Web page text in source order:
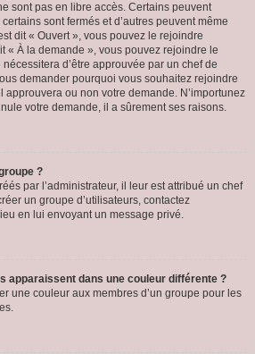
sont pas en libre accès. Certains peuvent
sont fermés et d’autres peuvent même
dit « Ouvert », vous pouvez le rejoindre
« À la demande », vous pouvez rejoindre le
d’être approuvée par un chef de
demander pourquoi vous souhaitez rejoindre
approuvera ou non votre demande. N’importunez
votre demande, il a sûrement ses raisons.
?
par l’administrateur, il leur est attribué un chef
un groupe d’utilisateurs, contactez
en lui envoyant un message privé.
apparaissent dans une couleur différente ?
une couleur aux membres d’un groupe pour les